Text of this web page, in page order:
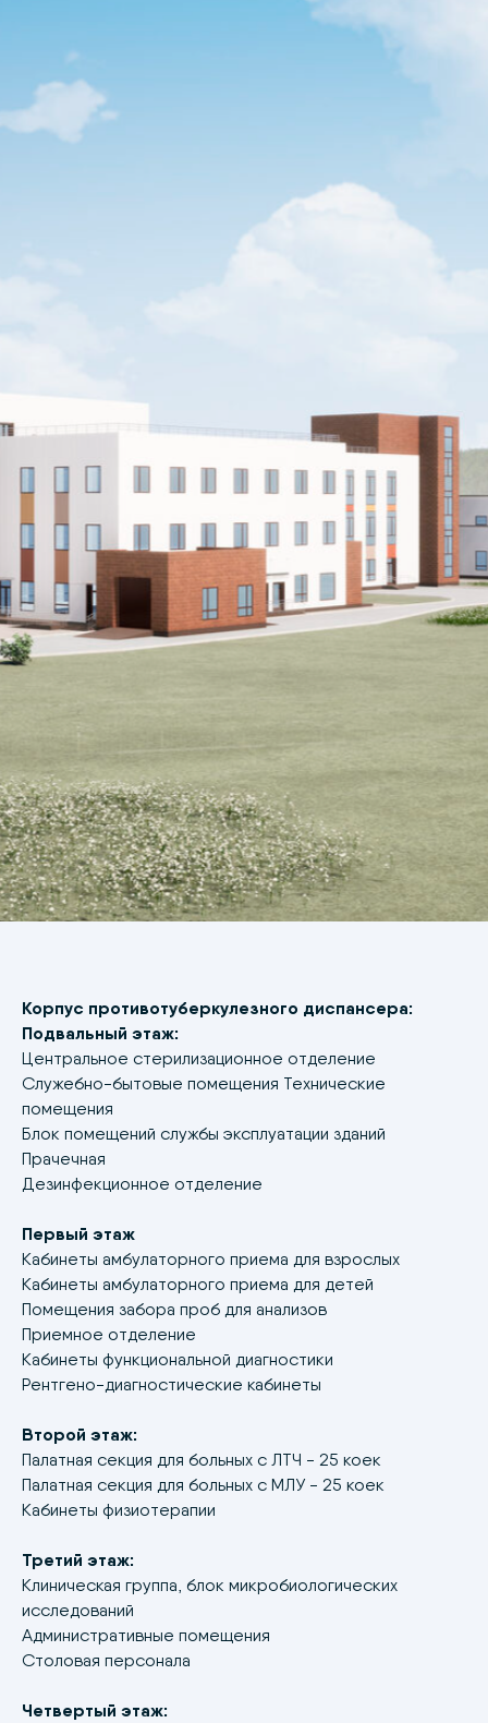
Корпус противотуберкулезного диспансера:
Подвальный этаж:
Центральное стерилизационное отделение
Служебно-бытовые помещения Технические
помещения
Блок помещений службы эксплуатации зданий
Прачечная
Дезинфекционное отделение
Первый этаж
Кабинеты амбулаторного приема для взрослых
Кабинеты амбулаторного приема для детей
Помещения забора проб для анализов
Приемное отделение
Кабинеты функциональной диагностики
Рентгено-диагностические кабинеты
Второй этаж:
Палатная секция для больных с ЛТЧ - 25 коек
Палатная секция для больных с МЛУ - 25 коек
Кабинеты физиотерапии
Третий этаж:
Клиническая группа, блок микробиологических
исследований
Административные помещения
Столовая персонала
Четвертый этаж:
info@giprozdraw.ru
+7 (499) 120 25-81
Телефон:
Адрес:
117246, Россия, Москва, Научный
проезд дом 12, офис 63
© АО «Гипроздрав» | 2001 —